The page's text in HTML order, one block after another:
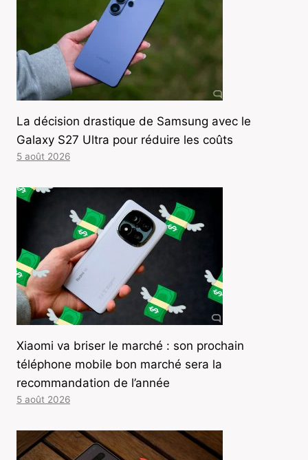
La décision drastique de Samsung avec le
Galaxy S27 Ultra pour réduire les coûts
5 août 2026
Xiaomi va briser le marché : son prochain
téléphone mobile bon marché sera la
recommandation de l’année
5 août 2026